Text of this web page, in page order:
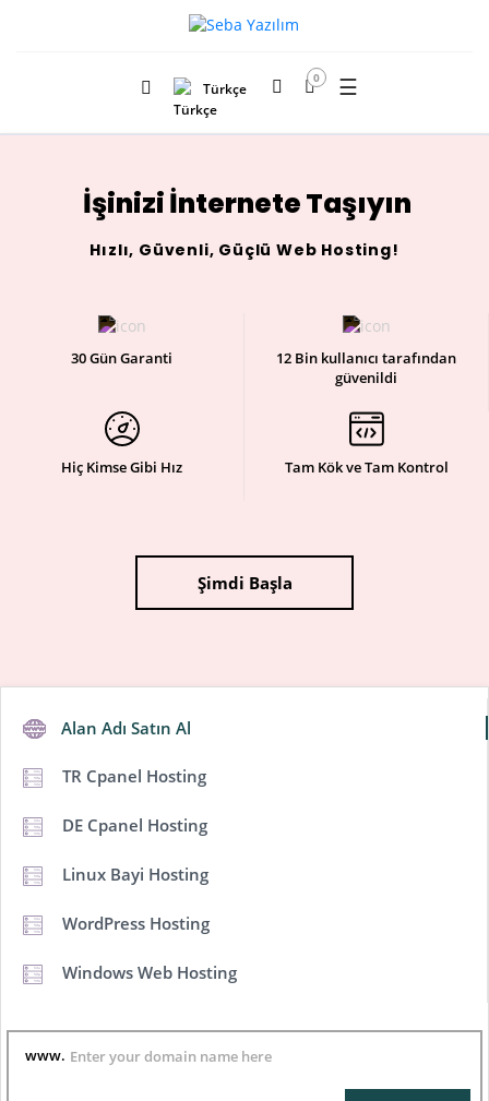
Türkçe
0 ☰
İşinizi İnternete Taşıyın
Hızlı, Güvenli, Güçlü Web Hosting!
30 Gün Garanti
12 Bin kullanıcı tarafından
güvenildi
Hiç Kimse Gibi Hız Tam Kök ve Tam Kontrol
Şimdi Başla
Alan Adı Satın Al
TR Cpanel Hosting
DE Cpanel Hosting
Linux Bayi Hosting
WordPress Hosting
Windows Web Hosting
www.